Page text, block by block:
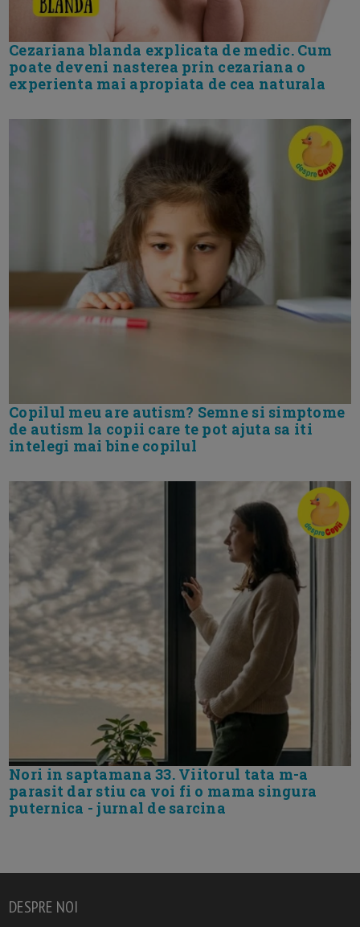
Cezariana blanda explicata de medic. Cum
poate deveni nasterea prin cezariana o
experienta mai apropiata de cea naturala
Copilul meu are autism? Semne si simptome
de autism la copii care te pot ajuta sa iti
intelegi mai bine copilul
Nori in saptamana 33. Viitorul tata m-a
parasit dar stiu ca voi fi o mama singura
puternica - jurnal de sarcina
DESPRE NOI